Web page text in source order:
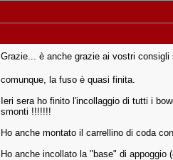
Grazie... è anche grazie ai vostri
comunque, la fuso è quasi finita.
Ieri sera ho finito l'incollaggio di tutti i
smonti !!!!!!!
Ho anche montato il carrellino di coda
Ho anche incollato la "base" di